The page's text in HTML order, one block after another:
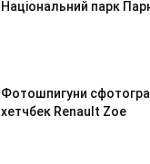
Національний парк
Фотошпигуни
хетчбек Renault Zoe